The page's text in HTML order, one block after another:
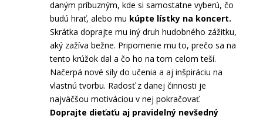
daným príbuzným, kde si samostatne vyberú, čo
budú hrať, alebo mu kúpte lístky na koncert.
Skrátka doprajte mu iný druh hudobného zážitku,
aký zažíva bežne. Pripomenie mu to, prečo sa na
tento krúžok dal a čo ho na tom celom teší.
Načerpá nové sily do učenia a aj inšpiráciu na
vlastnú tvorbu. Radosť z danej činnosti je
najväčšou motiváciou v nej pokračovať.
Doprajte dieťaťu aj pravidelný nevšedný